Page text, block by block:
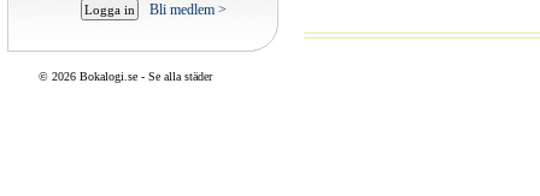
Bli medlem >
© 2026 Bokalogi.se - Se alla städer